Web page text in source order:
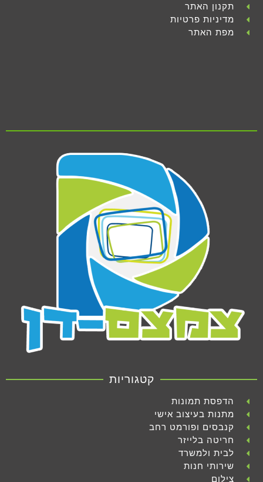
תקנון האתר
מדיניות פרטיות
מפת האתר
קטגוריות
הדפסת תמונות
מתנות בעיצוב אישי
קנבסים ופורמט רחב
חריטה בלייזר
לבית ולמשרד
שירותי חנות
צילום